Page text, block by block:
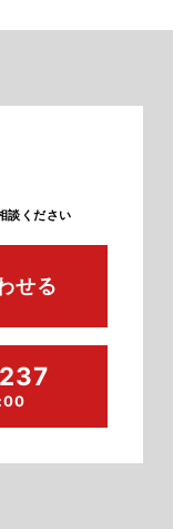
談ください
せる